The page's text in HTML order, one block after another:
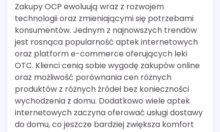
Zakupy OCP ewoluują wraz z rozwojem
technologii oraz zmieniającymi się potrzebami
konsumentów. Jednym z najnowszych trendów
jest rosnąca popularność aptek internetowych
oraz platform e-commerce oferujących leki
OTC. Klienci cenią sobie wygodę zakupów online
oraz możliwość porównania cen różnych
produktów z różnych źródeł bez konieczności
wychodzenia z domu. Dodatkowo wiele aptek
internetowych zaczyna oferować usługi dostawy
do domu, co jeszcze bardziej zwiększa komfort